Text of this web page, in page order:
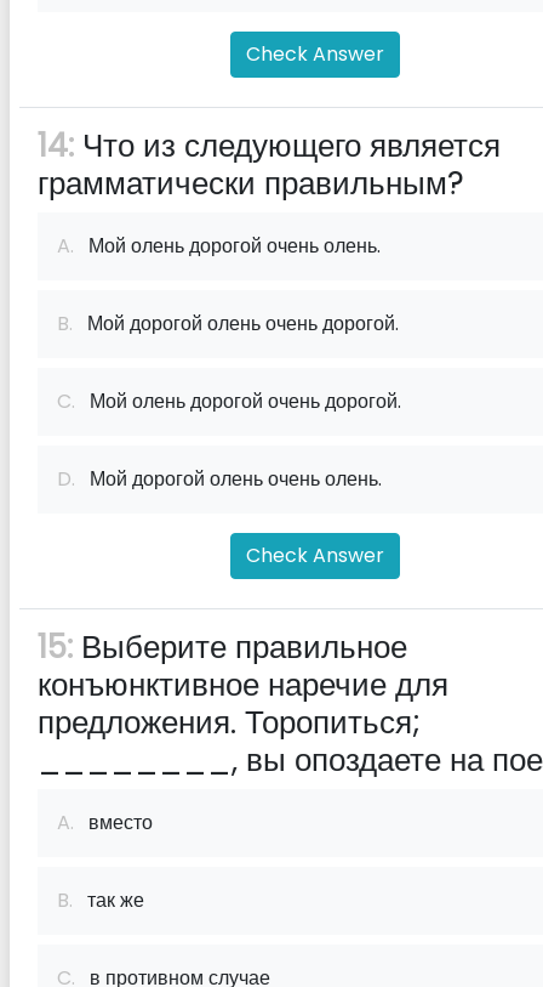
Check Answer
14: Что из следующего является
грамматически правильным?
A. Мой олень дорогой очень олень.
B. Мой дорогой олень очень дорогой.
C. Мой олень дорогой очень дорогой.
D. Мой дорогой олень очень олень.
Check Answer
15: Выберите правильное
конъюнктивное наречие для
предложения. Торопиться;
________, вы опоздаете на
A. вместо
B. так же
C. в противном случае